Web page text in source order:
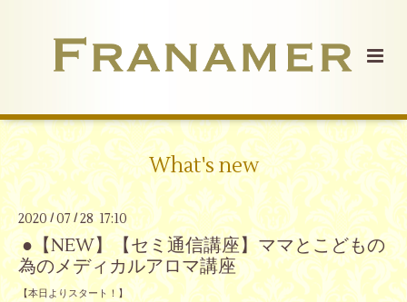
What's new
2020/07 /28 17:10
●【NEW】【セミ通信講座】ママとこどもの
為のメディカルアロマ講座
【本日よりスタート！】